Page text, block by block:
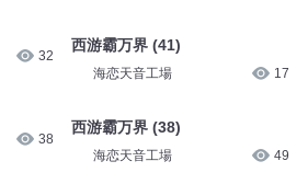
32
38
西游霸万界 (41)
海恋天音工場 17
西游霸万界 (38)
海恋天音工場 49